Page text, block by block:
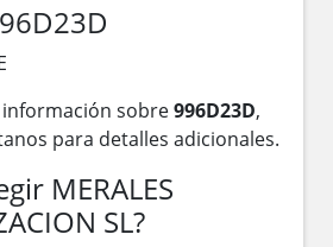
sobre996D23D,
para detalles adicionales.
MERALES
SL?